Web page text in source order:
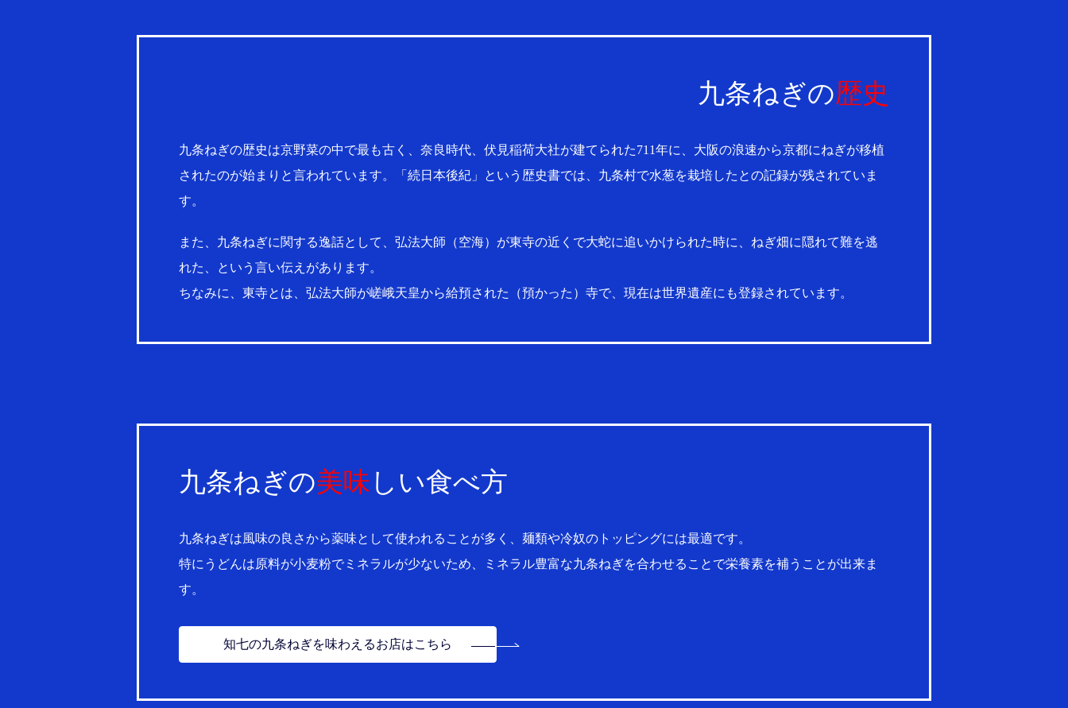
九条ねぎの歴史
九条ねぎの歴史は京野菜の中で最も古く、奈良時代、伏見稲荷大社が建てられた711年に、大阪の浪速から京都にねぎが移植
されたのが始まりと言われています。「続日本後紀」という歴史書では、九条村で水葱を栽培したとの記録が残されていま
す。
また、九条ねぎに関する逸話として、弘法大師（空海）が東寺の近くで大蛇に追いかけられた時に、ねぎ畑に隠れて難を逃
れた、という言い伝えがあります。
ちなみに、東寺とは、弘法大師が嵯峨天皇から給預された（預かった）寺で、現在は世界遺産にも登録されています。
九条ねぎの美味 しい食べ方
九条ねぎは風味の良さから薬味として使われることが多く、麺類や冷奴のトッピングには最適です。
特にうどんは原料が小麦粉でミネラルが少ないため、ミネラル豊富な九条ねぎを合わせることで栄養素を補うことが出来ま
す。
知七の九条ねぎを味わえるお店はこちら